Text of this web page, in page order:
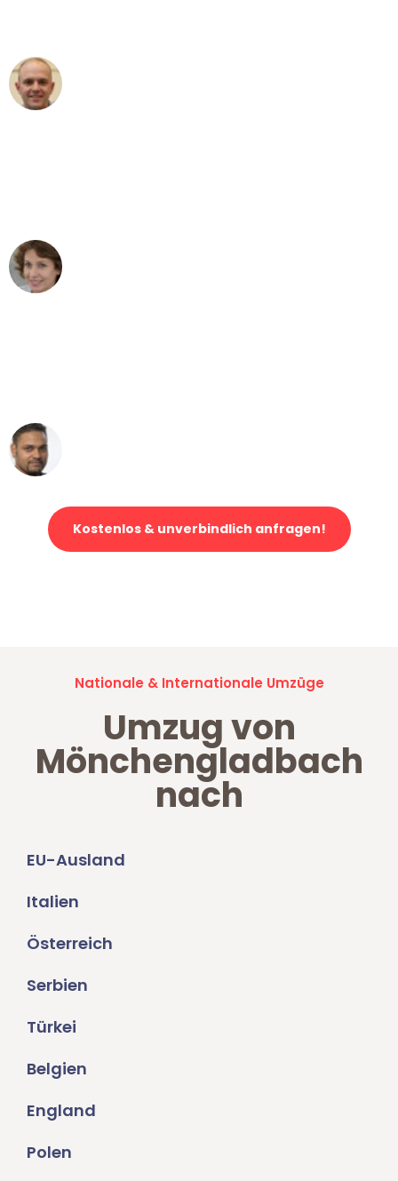
Kostenlos & unverbindlich anfragen!
Nationale & Internationale Umzüge
Umzug von
Mönchengladbach
nach
EU-Ausland
Italien
Österreich
Serbien
Türkei
Belgien
England
Polen